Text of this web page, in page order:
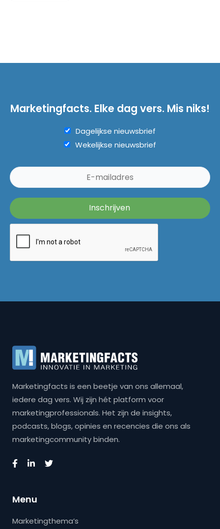
Marketingfacts. Elke dag vers. Mis niks!
Dagelijkse nieuwsbrief
Wekelijkse nieuwsbrief
Marketingfacts is een beetje van ons allemaal,
iedere dag vers. Wij zijn hét platform voor
marketingprofessionals. Het zijn de insights,
podcasts, blogs, opinies en recencies die ons als
marketingcommunity binden.
Menu
Marketingthema’s